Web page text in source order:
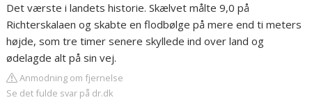
Det værste i landets historie. Skælvet målte 9,0 på
Richterskalaen og skabte en flodbølge på mere end ti meters
højde, som tre timer senere skyllede ind over land og
ødelagde alt på sin vej.
Anmodning om fjernelse
Se det fulde svar på dr.dk